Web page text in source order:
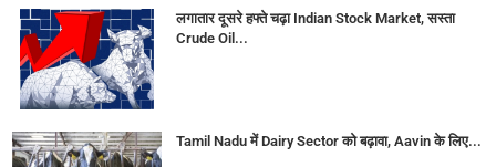
लगातार दूसरे हफ्ते चढ़ा Indian Stock Market, सस्ता
Crude Oil...
Tamil Nadu में Dairy Sector को बढ़ावा, Aavin के लिए...